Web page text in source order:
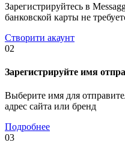
Зарегистрируйтесь в
банковской карты не
Створити акаунт
02
Зарегистрируйте имя
Выберите имя для
адрес сайта или бренд
Подробнее
03